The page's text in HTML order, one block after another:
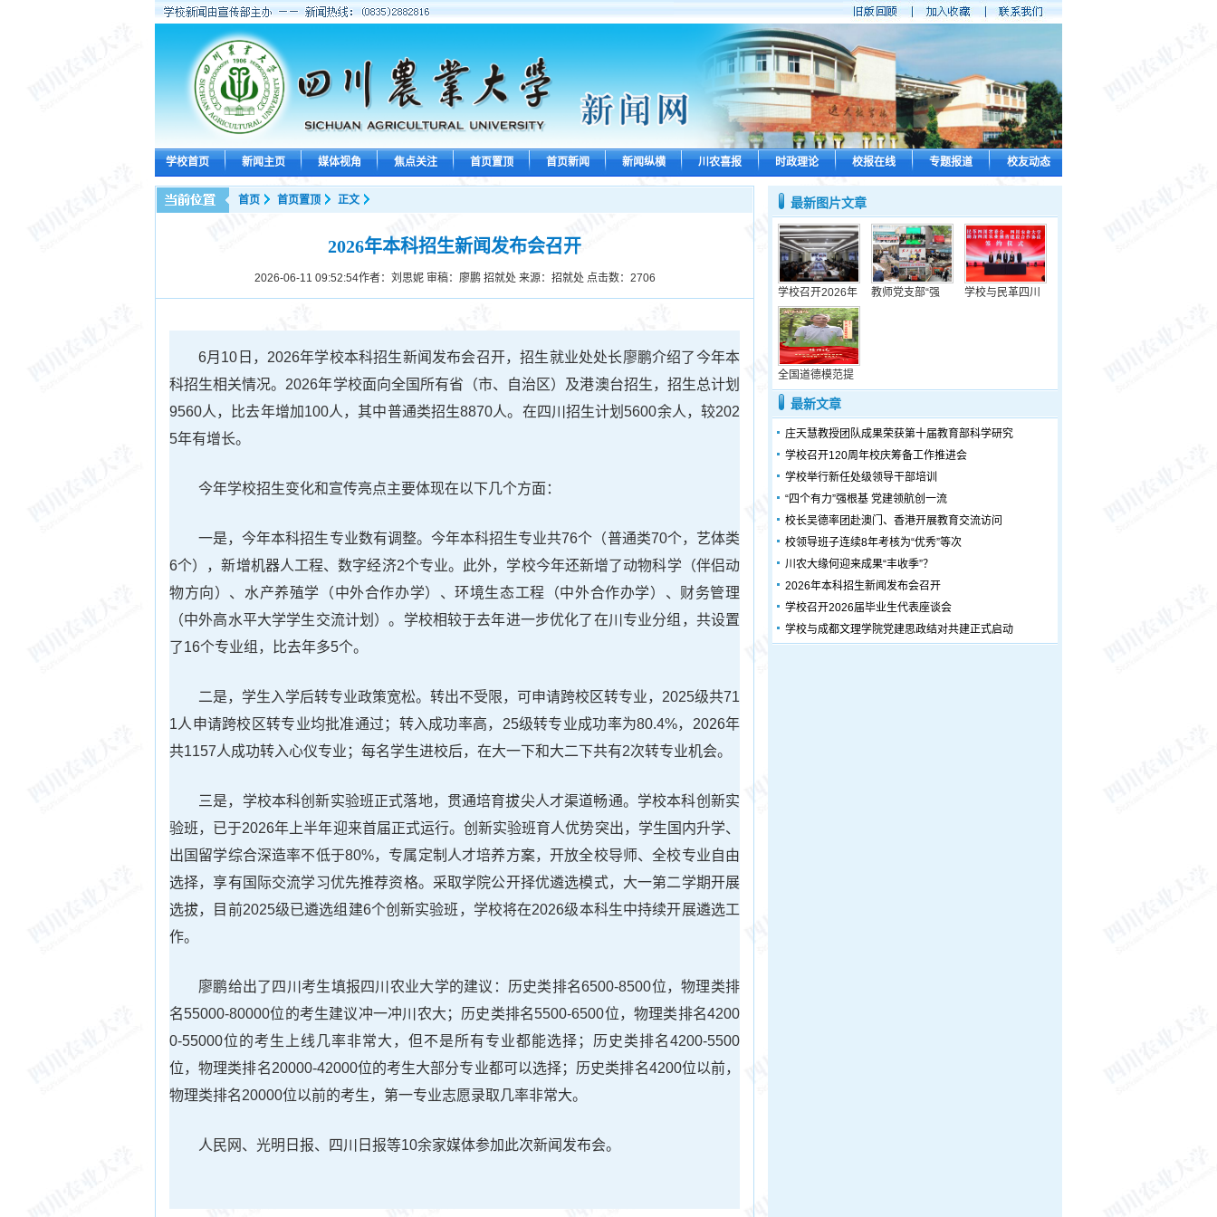
学校首页 新闻主页 媒体视角 焦点关注 首页置顶 首页新闻 新闻纵横 川农喜报 时政理论 校报在线 专题报道 校友动态
首页 首页置顶 正文
2026年本科招生新闻发布会召开
2026-06-11 09:52:54作者：刘思妮 审稿：廖鹏 招就处 来源：招就处 点击数： 2706
6月10日，2026年学校本科招生新闻发布会召开，招生就业处处长廖鹏介绍了今年本
科招生相关情况。2026年学校面向全国所有省（市、自治区）及港澳台招生，招生总计划
9560人，比去年增加100人，其中普通类招生8870人。在四川招生计划5600余人，较202
5年有增长。
今年学校招生变化和宣传亮点主要体现在以下几个方面：
一是，今年本科招生专业数有调整。今年本科招生专业共76个（普通类70个，艺体类
6个），新增机器人工程、数字经济2个专业。此外，学校今年还新增了动物科学（伴侣动
物方向）、水产养殖学（中外合作办学）、环境生态工程（中外合作办学）、财务管理
（中外高水平大学学生交流计划）。学校相较于去年进一步优化了在川专业分组，共设置
了16个专业组，比去年多5个。
二是，学生入学后转专业政策宽松。转出不受限，可申请跨校区转专业，2025级共71
1人申请跨校区转专业均批准通过；转入成功率高，25级转专业成功率为80.4%，2026年
共1157人成功转入心仪专业；每名学生进校后，在大一下和大二下共有2次转专业机会。
三是，学校本科创新实验班正式落地，贯通培育拔尖人才渠道畅通。学校本科创新实
验班，已于2026年上半年迎来首届正式运行。创新实验班育人优势突出，学生国内升学、
出国留学综合深造率不低于80%，专属定制人才培养方案，开放全校导师、全校专业自由
选择，享有国际交流学习优先推荐资格。采取学院公开择优遴选模式，大一第二学期开展
选拔，目前2025级已遴选组建6个创新实验班，学校将在2026级本科生中持续开展遴选工
作。
廖鹏给出了四川考生填报四川农业大学的建议：历史类排名6500-8500位，物理类排
名55000-80000位的考生建议冲一冲川农大；历史类排名5500-6500位，物理类排名4200
0-55000位的考生上线几率非常大，但不是所有专业都能选择；历史类排名4200-5500
位，物理类排名20000-42000位的考生大部分专业都可以选择；历史类排名4200位以前，
物理类排名20000位以前的考生，第一专业志愿录取几率非常大。
人民网、光明日报、四川日报等10余家媒体参加此次新闻发布会。
最新图片文章
学校召开2026年 教师党支部“强 学校与民革四川
全国道德模范提
最新文章
庄天慧教授团队成果荣获第十届教育部科学研究
学校召开120周年校庆筹备工作推进会
学校举行新任处级领导干部培训
“四个有力”强根基 党建领航创一流
校长吴德率团赴澳门、香港开展教育交流访问
校领导班子连续8年考核为“优秀”等次
川农大缘何迎来成果“丰收季”？
2026年本科招生新闻发布会召开
学校召开2026届毕业生代表座谈会
学校与成都文理学院党建思政结对共建正式启动